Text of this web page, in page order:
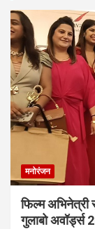
मनोरंजन
फिल्म अभिनेत्री
गुलाबो अवॉर्ड्स